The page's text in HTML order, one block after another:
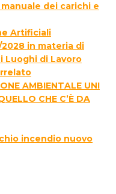
dei carichi e
Artificiali
2028 in materia di
Luoghi di Lavoro
AMBIENTALE UNI
CHE C’È DA
incendio nuovo